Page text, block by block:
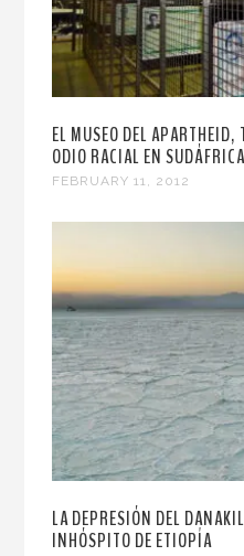
EL MUSEO DEL APARTHEID,
ODIO RACIAL EN SUDÁFRICA
FEBRUARY 11, 2012
LA DEPRESIÓN DEL
INHÓSPITO DE ETIOPÍA